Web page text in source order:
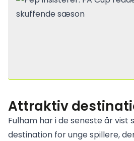
Attraktiv
Fulham har i de seneste år vist
destination for unge spillere,